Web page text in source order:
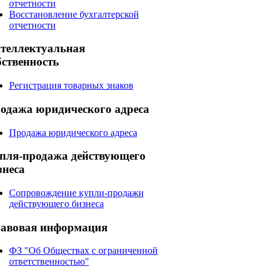
отчетности
Восстановление бухгалтерской
отчетности
Регистрация товарных знаков
юридического адреса
Продажа юридического адреса
продажадействующего
Сопровождение купли-продажи
действующего бизнеса
информация
ФЗ "Об Обществах с ограниченной
ответственностью"